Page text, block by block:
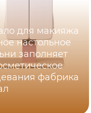
для макияжа
настольное
заполняет
фабрика